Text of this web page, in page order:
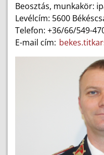
Beosztás, munkakör:
Levélcím: 5600
Telefon: +36/66/549-
E-mail cím: